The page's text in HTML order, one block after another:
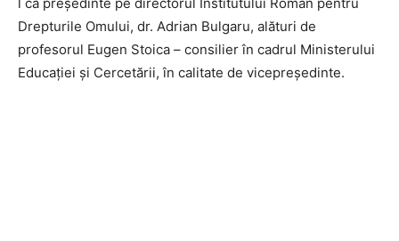
Drepturile Omului, dr. Adrian Bulgaru, alături de
profesorul Eugen Stoica – consilier în cadrul Ministerului
Educației și Cercetării, în calitate de vicepreședinte.